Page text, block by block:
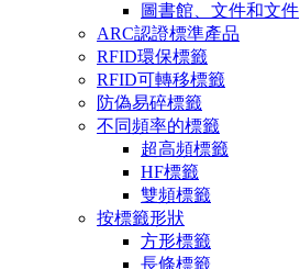
圖書館、文件和文件
ARC認證標準產品
RFID環保標籤
RFID可轉移標籤
防偽易碎標籤
不同頻率的標籤
超高頻標籤
HF標籤
雙頻標籤
按標籤形狀
方形標籤
長條標籤